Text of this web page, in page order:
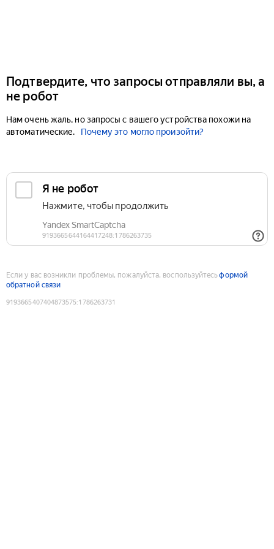
Подтвердите, что запросы отправляли вы, а
не робот
Нам очень жаль, но запросы с вашего устройства похожи на
автоматические.
Почему это могло произойти?
Если у вас возникли проблемы, пожалуйста, воспользуйтесьформой
обратной связи
9193665407404873575:1786263731